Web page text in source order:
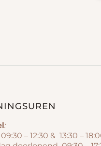
:
– 12:30 & 13:30 –